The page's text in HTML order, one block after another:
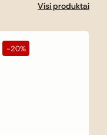
Visi produktai
-20%